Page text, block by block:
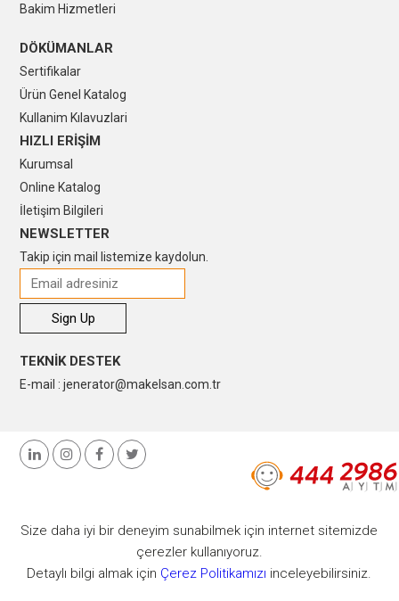
Bakim Hizmetleri
DÖKÜMANLAR
Sertifikalar
Ürün Genel Katalog
Kullanim Kılavuzlari
HIZLI ERİŞİM
Kurumsal
Online Katalog
İletişim Bilgileri
NEWSLETTER
Takip için mail listemize kaydolun.
TEKNİK DESTEK
E-mail : jenerator@makelsan.com.tr
Size daha iyi bir deneyim sunabilmek için internet sitemizde
çerezler kullanıyoruz.
Detaylı bilgi almak için Çerez Politikamızı inceleyebilirsiniz.